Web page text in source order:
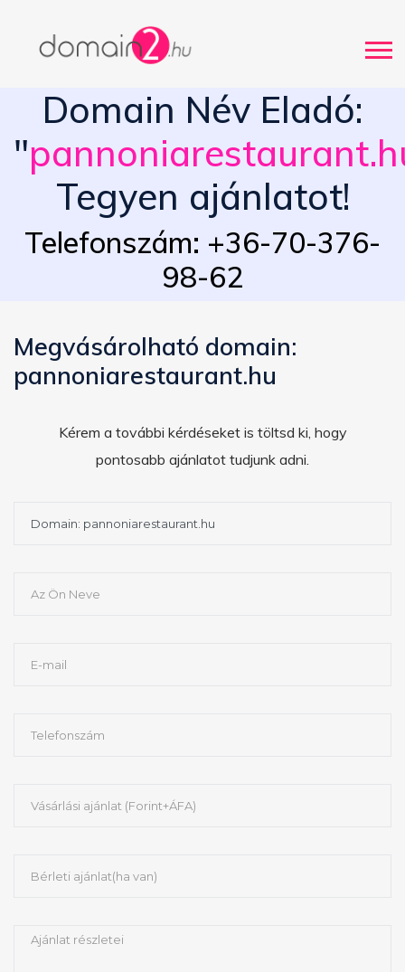
Domain Név Eladó:
"
Tegyen ajánlatot!
Telefonszám: +36-70-376-
98-62
Megvásárolható domain:
pannoniarestaurant.hu
Kérem a további kérdéseket is töltsd ki, hogy
pontosabb ajánlatot tudjunk adni.